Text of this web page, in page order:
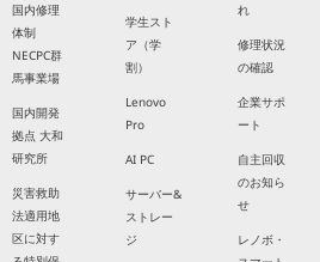
国内修理
体制
NECPC群
馬事業場
国内開発
拠点 大和
研究所
災害救助
法適用地
区に対す
学生スト
ア（学
割）
Lenovo
Pro
AI PC
サーバー&
ストレー
ジ
れ
修理状況
の確認
企業サポ
ート
自主回収
のお知ら
せ
レノボ・